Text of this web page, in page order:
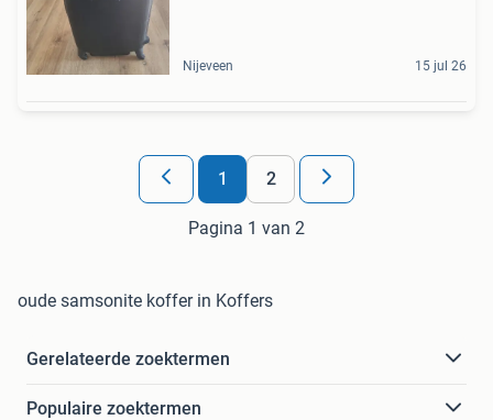
Nijeveen 15 jul 26
1 2
Pagina 1 van 2
oude samsonite koffer in Koffers
Gerelateerde zoektermen
Populaire zoektermen